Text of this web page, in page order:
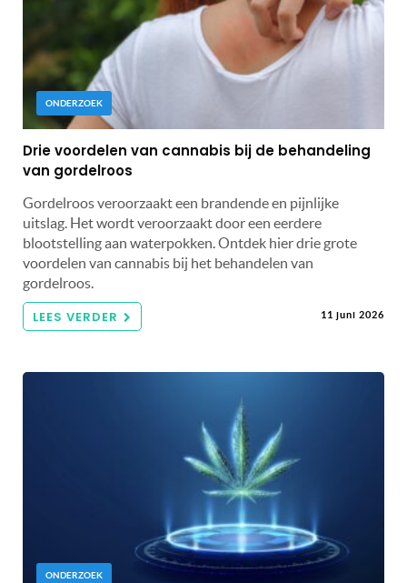
ONDERZOEK
Drie voordelen van cannabis bij de behandeling
van gordelroos
Gordelroos veroorzaakt een brandende en pijnlijke
uitslag. Het wordt veroorzaakt door een eerdere
blootstelling aan waterpokken. Ontdek hier drie grote
voordelen van cannabis bij het behandelen van
gordelroos.
LEES VERDER 11 juni 2026
ONDERZOEK